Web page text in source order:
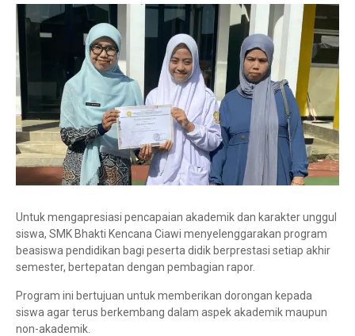
Untuk mengapresiasi pencapaian akademik dan karakter unggul
siswa, SMK Bhakti Kencana Ciawi menyelenggarakan program
beasiswa pendidikan bagi peserta didik berprestasi setiap akhir
semester, bertepatan dengan pembagian rapor.
Program ini bertujuan untuk memberikan dorongan kepada
siswa agar terus berkembang dalam aspek akademik maupun
non-akademik.